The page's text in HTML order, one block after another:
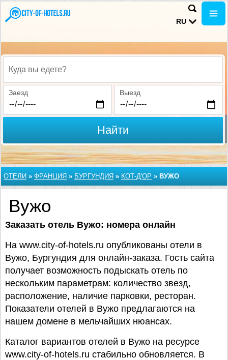
RU
Куда вы едете?
Заезд Выезд
Найти
ОТЕЛИ » ФРАНЦИЯ » БУРГУНДИЯ » КОТ-Д'ОР » ВУЖО
Вужо
Заказать отель Вужо: номера онлайн
На www.city-of-hotels.ru опубликованы отели в
Вужо, Бургундия для онлайн-заказа. Гость сайта
получает возможность подыскать отель по
нескольким параметрам: количество звезд,
расположение, наличие парковки, ресторан.
Показатели отелей в Вужо предлагаются на
нашем домене в мельчайших нюансах.
Каталог вариантов отелей в Вужо на ресурсе
www.city-of-hotels.ru стабильно обновляется. В